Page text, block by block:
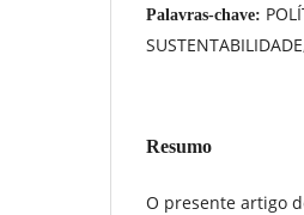
Palavras-chave:
Resumo
O presente artigo